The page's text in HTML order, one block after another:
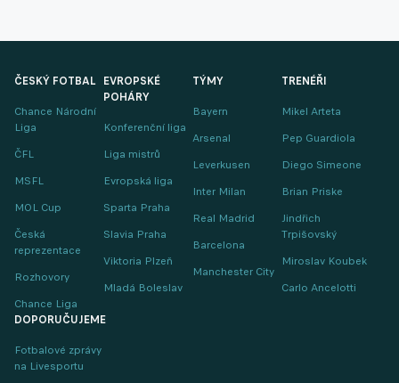
ČESKÝ FOTBAL
Chance Národní
Liga
ČFL
MSFL
MOL Cup
Česká
reprezentace
Rozhovory
Chance Liga
EVROPSKÉ
POHÁRY
Konferenční liga
Liga mistrů
Evropská liga
Sparta Praha
Slavia Praha
Viktoria Plzeň
Mladá Boleslav
TÝMY
Bayern
Arsenal
Leverkusen
Inter Milan
Real Madrid
Barcelona
Manchester City
TRENÉŘI
Mikel Arteta
Pep Guardiola
Diego Simeone
Brian Priske
Jindřich
Trpišovský
Miroslav Koubek
Carlo Ancelotti
DOPORUČUJEME
Fotbalové zprávy
na Livesportu